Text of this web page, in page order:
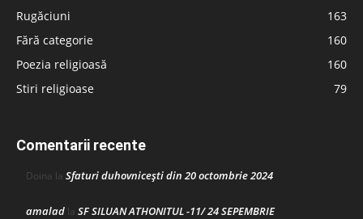
Rugăciuni
163
Fără categorie
160
Poezia religioasă
160
Stiri religioase
79
Comentarii recente
Doina la Sfaturi duhovnicești din 20 octombrie 2024
amalad la SF SILUAN ATHONITUL -11/ 24 SEPEMBRIE